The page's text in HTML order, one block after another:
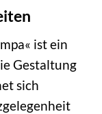
ist ein
Gestaltung
sich